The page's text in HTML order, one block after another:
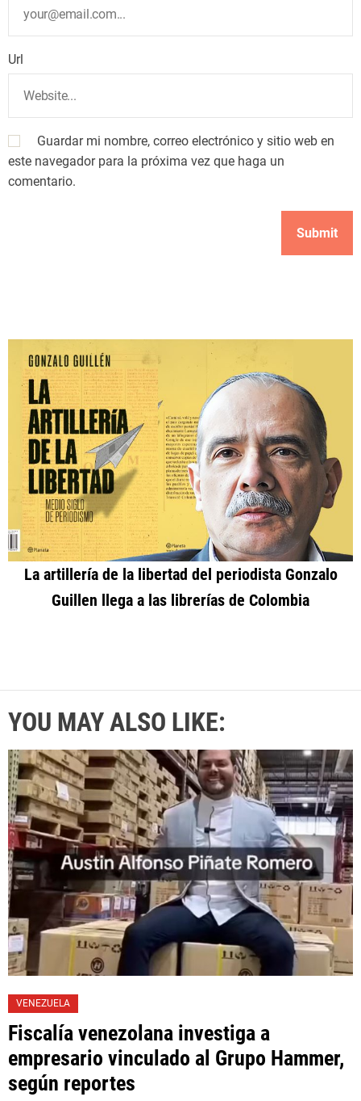
Url
Guardar mi nombre, correo electrónico y sitio web en
este navegador para la próxima vez que haga un
comentario.
La artillería de la libertad del periodista Gonzalo
Guillen llega a las librerías de Colombia
YOU MAY ALSO LIKE:
VENEZUELA
Fiscalía venezolana investiga a
empresario vinculado al Grupo Hammer,
según reportes